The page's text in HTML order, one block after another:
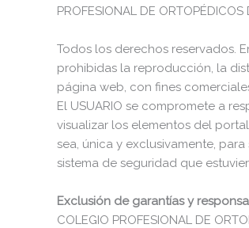
PROFESIONAL DE
Todos los derechos reservados.
prohibidas la reproducción, la
página web, con fines
El USUARIO se compromete a
visualizar los elementos del
sea, única y exclusivamente,
sistema de seguridad que
Exclusión de garantías y
COLEGIO PROFESIONAL DE